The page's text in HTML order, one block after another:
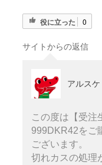
役に立った 0
サイトからの返信
アルスケ
この度は【受注
999DKR42をご
ございます。
切れカスの処理